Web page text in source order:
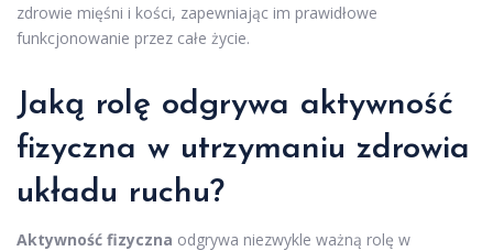
zdrowie mięśni i kości, zapewniając im prawidłowe
funkcjonowanie przez całe życie.
Jaką rolę odgrywa aktywność
fizyczna w utrzymaniu zdrowia
układu ruchu?
Aktywność fizyczna odgrywa niezwykle ważną rolę w